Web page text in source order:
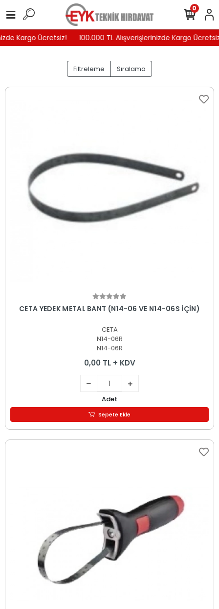
Kargo Ücretsiz! 100.000 TL Alışverişlerinizde Kargo Ücretsiz!
0
Filtreleme Sıralama
Sepete Ekle
CETA YEDEK METAL BANT (N14-06 VE N14-06S İÇİN)
CETA
N14-06R
N14-06R
0,00 TL + KDV
Adet
Sepete Ekle